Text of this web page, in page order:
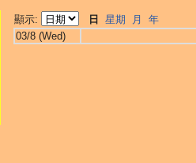
顯示: 日 星期 月
年
03/8 (Wed)